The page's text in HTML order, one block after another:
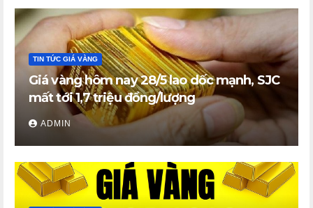
TIN TỨC GIÁ VÀNG
Giá vàng hôm nay 28/5 lao dốc mạnh, SJC
mất tới 1,7 triệu đồng/lượng
ADMIN